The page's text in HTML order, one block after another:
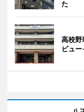
た
高校野
ビュ